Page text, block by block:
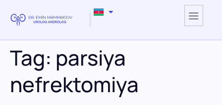
Tag: parsiya
nefrektomiya